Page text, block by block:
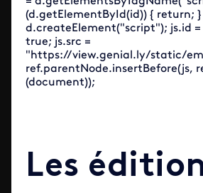
(d.getElementById(id)) { return; }
d.createElement("script"); js.id =
true; js.src =
"https://view.genial.ly/static/
ref.parentNode.insertBefore(js,
(document));
Les